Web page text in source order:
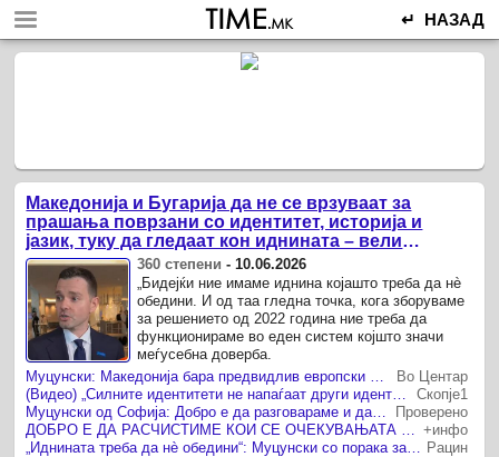
↵ НАЗАД
Македонија и Бугарија да не се врзуваат за
прашања поврзани со идентитет, историја и
јазик, туку да гледаат кон иднината – вели
Муцунски
360 степени - 10.06.2026
„Бидејќи ние имаме иднина којашто треба да нè
обедини. И од таа гледна точка, кога зборуваме
за решението од 2022 година ние треба да
функционираме во еден систем којшто значи
меѓусебна доверба.
Во Центар
Скопје1
Проверено
+инфо
Рацин